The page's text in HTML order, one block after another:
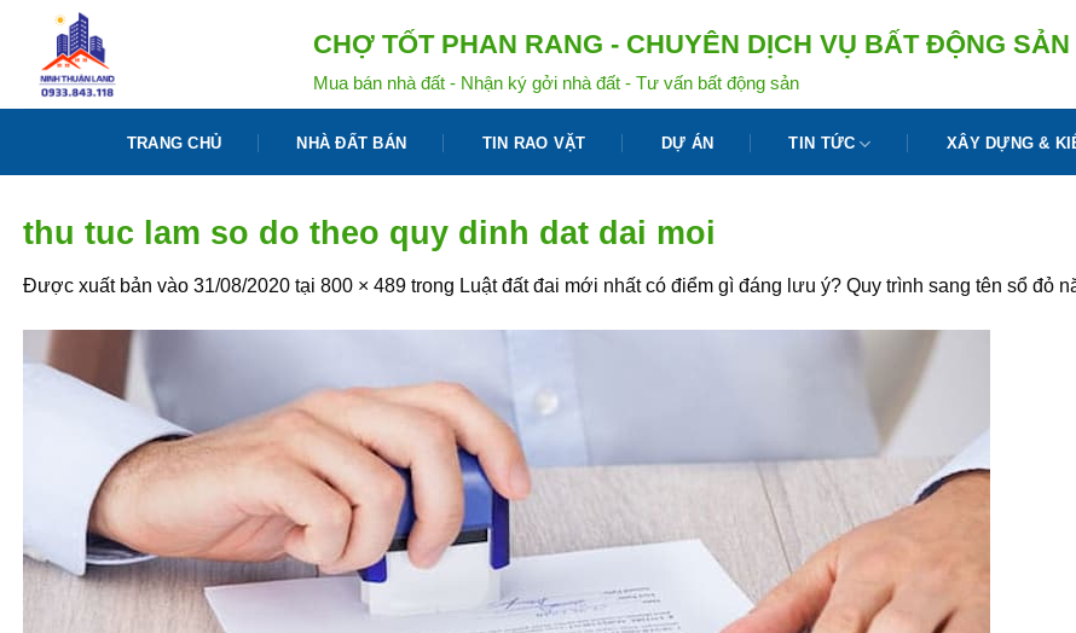
dung
CHỢ TỐT PHAN RANG - CHUYÊN DỊCH VỤ BẤT ĐỘNG SẢN
Mua bán nhà đất - Nhận ký gởi nhà đất - Tư vấn bất động sản
TRANG CHỦ NHÀ ĐẤT BÁN TIN RAO VẶT DỰ ÁN TIN TỨC XÂY DỰNG &
thu tuc lam so do theo quy dinh dat dai moi
Được xuất bản vào 31/08/2020 tại 800 × 489 trong Luật đất đai mới nhất có điểm gì đáng lưu ý? Quy trình sang tên sổ đỏ